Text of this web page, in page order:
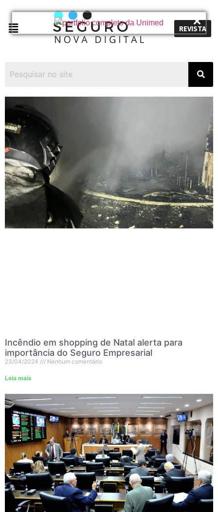
REVISTA
Incêndio em shopping de Natal alerta para
importância do Seguro Empresarial
23/04/2024 Nenhum comentário
Leia mais